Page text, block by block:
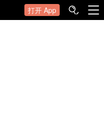
打开 App